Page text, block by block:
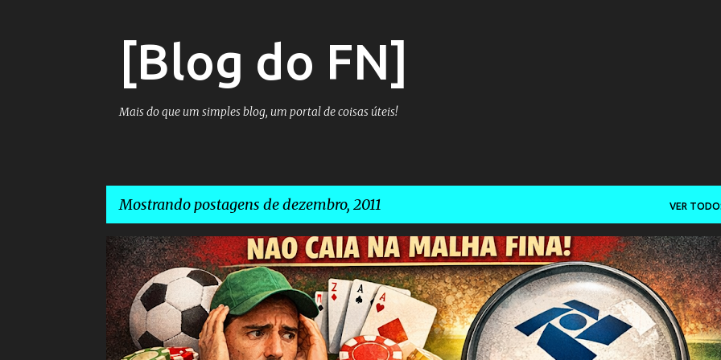
[Blog do FN]
Mais do que um simples blog, um portal de coisas úteis!
Mostrando postagens de dezembro, 2011 VER
P
o
s
t
a
2026 APOSTAS APOSTAS ESPORTIVAS DIRF FISCO IRRF